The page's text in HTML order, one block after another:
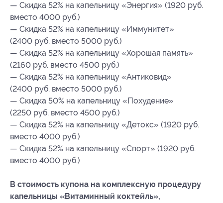
— Скидка 52% на капельницу «Энергия» (1920 руб.
вместо 4000 руб.)
— Скидка 52% на капельницу «Иммунитет»
(2400 руб. вместо 5000 руб.)
— Скидка 52% на капельницу «Хорошая память»
(2160 руб. вместо 4500 руб.)
— Скидка 52% на капельницу «Антиковид»
(2400 руб. вместо 5000 руб.)
— Скидка 50% на капельницу «Похудение»
(2250 руб. вместо 4500 руб.)
— Скидка 52% на капельницу «Детокс» (1920 руб.
вместо 4000 руб.)
— Скидка 52% на капельницу «Спорт» (1920 руб.
вместо 4000 руб.)
В стоимость купона на комплексную процедуру
капельницы «Витаминный коктейль»,